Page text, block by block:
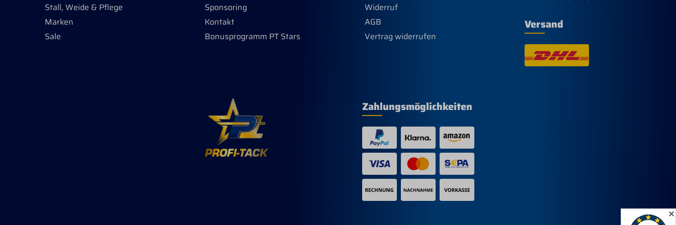
Produktfoto.
Stall, Weide & Pflege
Marken
Sale
Sponsoring
Kontakt
Bonusprogramm PT Stars
Widerruf
AGB
Vertrag widerrufen
Versand
Zahlungsmöglichkeiten
✕